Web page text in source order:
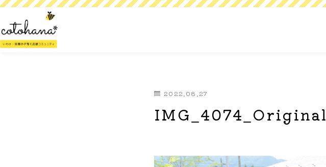
2022.08.27
IMG_4074_Original